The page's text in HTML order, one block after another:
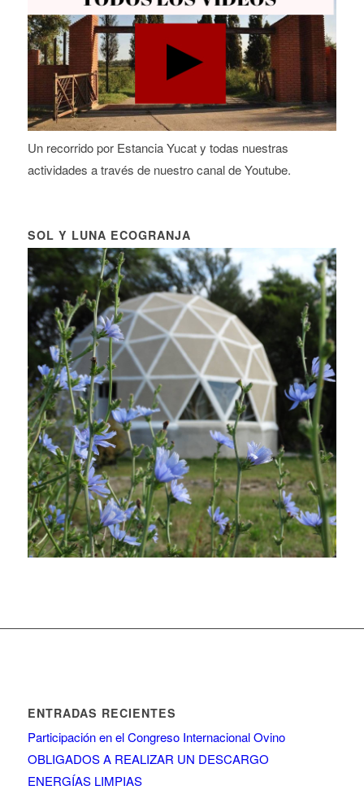
Un recorrido por Estancia Yucat y todas nuestras
actividades a través de nuestro canal de Youtube.
SOL Y LUNA ECOGRANJA
ENTRADAS RECIENTES
Participación en el Congreso Internacional Ovino
OBLIGADOS A REALIZAR UN DESCARGO
ENERGÍAS LIMPIAS